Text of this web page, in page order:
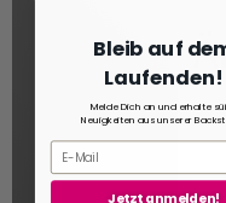
Bleib auf
Laufenden!
Melde Dich an und erhalte
Neuigkeiten aus unserer
Jetzt anmelden!